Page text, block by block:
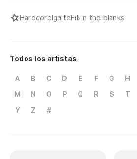
HardcoreIgniteFill in the blanks
Todos los artistas
A B C D E F G H
M
N O P Q R S T
Y
Z #